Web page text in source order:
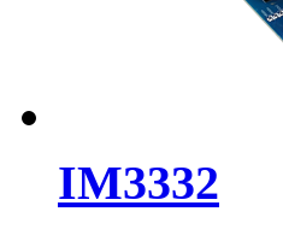
IM3332